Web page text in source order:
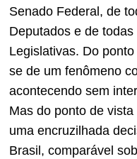
Senado Federal, de
Deputados e de
Legislativas. Do
se de um fenômeno
acontecendo sem
Mas do ponto de
uma encruzilhada
Brasil, comparável